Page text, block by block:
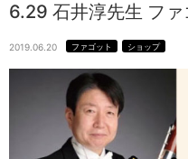
6.29 石井淳先生 フ
2019.06.20 ファゴット ショップ